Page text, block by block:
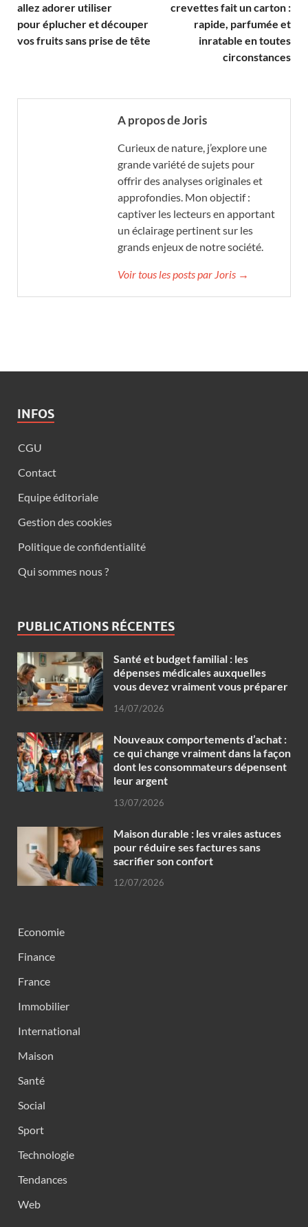
allez adorer utiliser
pour éplucher et découper
vos fruits sans prise de tête
crevettes fait un carton :
rapide, parfumée et
inratable en toutes
circonstances
A propos de Joris
Curieux de nature, j’explore une
grande variété de sujets pour
offrir des analyses originales et
approfondies. Mon objectif :
captiver les lecteurs en apportant
un éclairage pertinent sur les
grands enjeux de notre société.
Voir tous les posts par Joris →
INFOS
CGU
Contact
Equipe éditoriale
Gestion des cookies
Politique de confidentialité
Qui sommes nous ?
PUBLICATIONS RÉCENTES
Santé et budget familial : les
dépenses médicales auxquelles
vous devez vraiment vous préparer
14/07/2026
Nouveaux comportements d’achat :
ce qui change vraiment dans la façon
dont les consommateurs dépensent
leur argent
13/07/2026
Maison durable : les vraies astuces
pour réduire ses factures sans
sacrifier son confort
12/07/2026
Economie
Finance
France
Immobilier
International
Maison
Santé
Social
Sport
Technologie
Tendances
Web